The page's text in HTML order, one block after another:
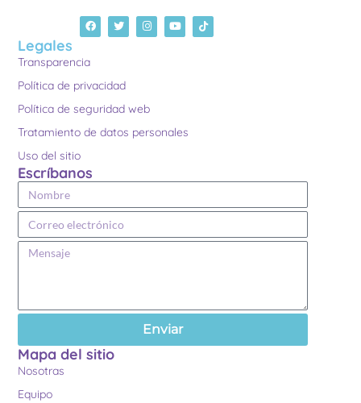
Legales
Transparencia
Política de privacidad
Política de seguridad web
Tratamiento de datos personales
Uso del sitio
Escríbanos
Enviar
Mapa del sitio
Nosotras
Equipo